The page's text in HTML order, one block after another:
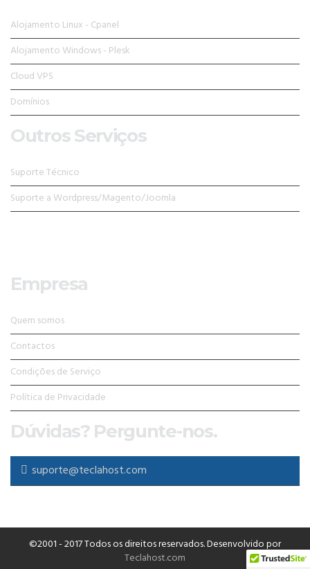
Alojamento Linux - Cpanel
Alojamento Windows - Plesk
Cloud VPS
Domínios
Outros Serviços
Suporte Técnico
Suporte a Wordpress/Magento/Joomla
Empresa
Quem somos
Contactos
Condições de Serviço
Política de Privacidade
Dúvidas? Pergunte-nos.
suporte@teclahost.com
©2001 - 2017 Todos os direitos reservados. Desenvolvido por
Teclahost.com